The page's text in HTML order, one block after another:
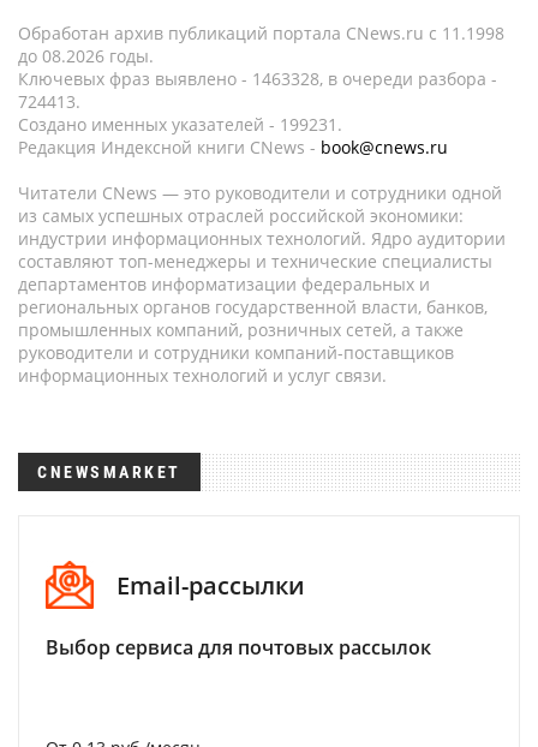
Обработан архив публикаций портала CNews.ru c 11.1998
до 08.2026 годы.
Ключевых фраз выявлено - 1463328, в очереди разбора -
724413.
Создано именных указателей - 199231.
Редакция Индексной книги CNews - book@cnews.ru
Читатели CNews — это руководители и сотрудники одной
из самых успешных отраслей российской экономики:
индустрии информационных технологий. Ядро аудитории
составляют топ-менеджеры и технические специалисты
департаментов информатизации федеральных и
региональных органов государственной власти, банков,
промышленных компаний, розничных сетей, а также
руководители и сотрудники компаний-поставщиков
информационных технологий и услуг связи.
CNEWSMARKET
Email-рассылки
Выбор сервиса для почтовых рассылок